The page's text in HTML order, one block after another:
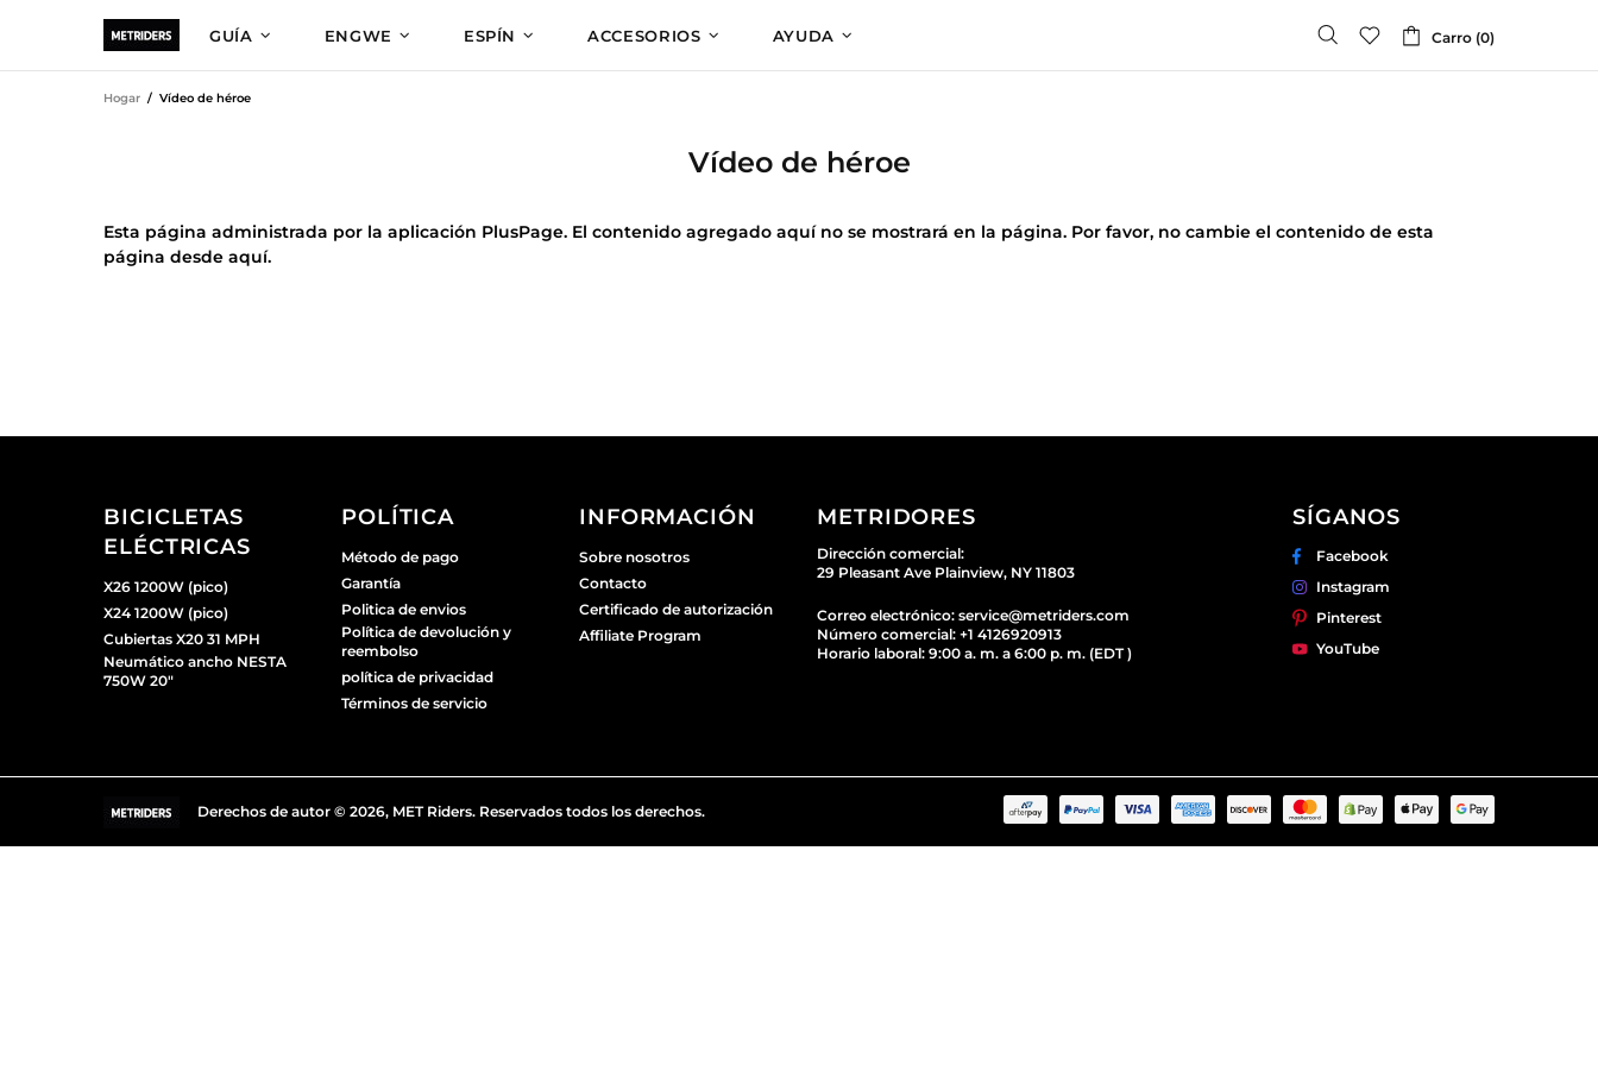
GUÍA ENGWE ESPÍN ACCESORIOS AYUDA Carro (0)
Hogar Vídeo de héroe
Vídeo de héroe
Esta página administrada por la aplicación PlusPage. El contenido agregado aquí no se mostrará en la página. Por favor, no cambie el contenido de esta
página desde aquí.
BICICLETAS
ELÉCTRICAS
X26 1200W (pico)
X24 1200W (pico)
Cubiertas X20 31 MPH
Neumático ancho NESTA
750W 20"
POLÍTICA
Método de pago
Garantía
Politica de envios
Política de devolución y
reembolso
política de privacidad
Términos de servicio
INFORMACIÓN
Sobre nosotros
Contacto
Certificado de autorización
Affiliate Program
METRIDORES
Dirección comercial:
29 Pleasant Ave Plainview, NY 11803
Correo electrónico: service@metriders.com
Número comercial: +1 4126920913
Horario laboral: 9:00 a. m. a 6:00 p. m. (EDT )
SÍGANOS
Facebook
Instagram
Pinterest
YouTube
Derechos de autor © 2026, MET Riders. Reservados todos los derechos.